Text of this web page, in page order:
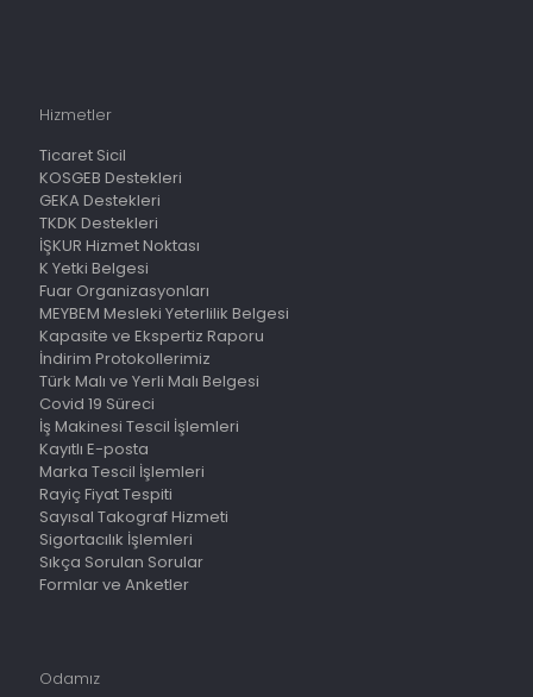
Hizmetler
Ticaret Sicil
KOSGEB Destekleri
GEKA Destekleri
TKDK Destekleri
İŞKUR Hizmet Noktası
K Yetki Belgesi
Fuar Organizasyonları
MEYBEM Mesleki Yeterlilik Belgesi
Kapasite ve Ekspertiz Raporu
İndirim Protokollerimiz
Türk Malı ve Yerli Malı Belgesi
Covid 19 Süreci
İş Makinesi Tescil İşlemleri
Kayıtlı E-posta
Marka Tescil İşlemleri
Rayiç Fiyat Tespiti
Sayısal Takograf Hizmeti
Sigortacılık İşlemleri
Sıkça Sorulan Sorular
Formlar ve Anketler
Odamız